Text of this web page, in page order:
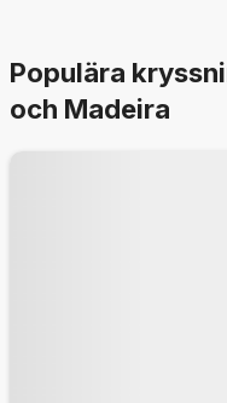
Populära
och Madeira